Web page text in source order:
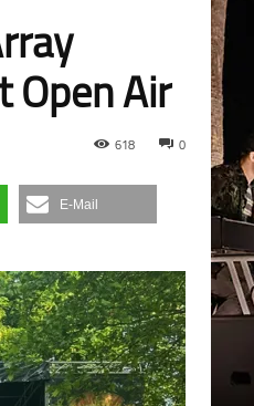
Open Air
0
618
E-Mail